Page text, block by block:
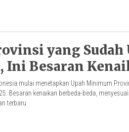
yang Sudah
Ini Besaran
mulai menetapkan Upah Minimum
Besaran kenaikan berbeda-beda,
terbaru.